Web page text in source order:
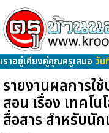
เราอยู่เคียงคู่คุณครูเสมอ วัน
รายงานผลการใ
สอน เรื่อง เทคโ
สื่อสาร สำหรับนั